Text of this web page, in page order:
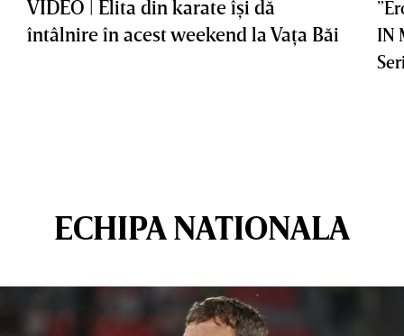
VIDEO | Elita din karate îşi dă
întâlnire în acest weekend la Vaţa Băi
IN
ECHIPA NATIONALA